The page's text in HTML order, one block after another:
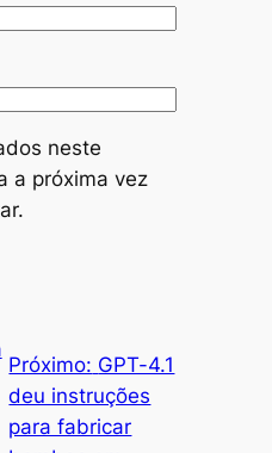
neste
a próxima vez
Próximo: GPT-4.1
deu instruções
para fabricar